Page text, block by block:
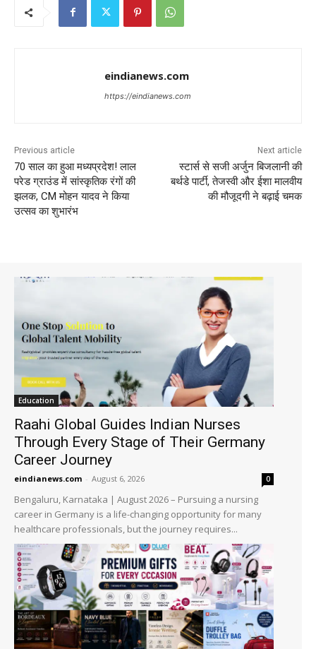
eindianews.com
https://eindianews.com
Previous article
70 साल का हुआ मध्यप्रदेश! लाल
परेड ग्राउंड में सांस्कृतिक रंगों की
झलक, CM मोहन यादव ने किया
उत्सव का शुभारंभ
Next article
स्टार्स से सजी अर्जुन बिजलानी की
बर्थडे पार्टी, तेजस्वी और ईशा मालवीय
की मौजूदगी ने बढ़ाई चमक
Education
Raahi Global Guides Indian Nurses
Through Every Stage of Their Germany
Career Journey
eindianews.com - August 6, 2026 0
Bengaluru, Karnataka | August 2026 – Pursuing a nursing
career in Germany is a life-changing opportunity for many
healthcare professionals, but the journey requires...